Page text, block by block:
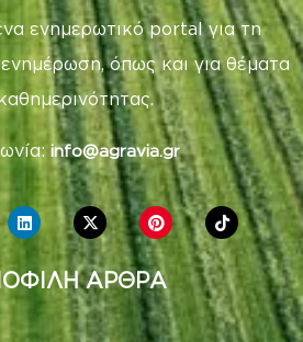
ενημερωτικό portal για τη
όπως και για θέματα
info@agravia.gr
ΑΡΘΡΑ